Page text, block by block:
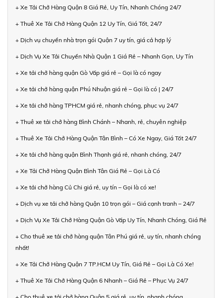
+ Xe Tải Chở Hàng Quận 8 Giá Rẻ, Uy Tín, Nhanh Chóng 24/7
+ Thuê Xe Tải Chở Hàng Quận 12 Uy Tín, Giá Tốt, 24/7
+ Dịch vụ chuyển nhà trọn gói Quận 7 uy tín, giá cả hợp lý
+ Dịch Vụ Xe Tải Chuyển Nhà Quận 1 Giá Rẻ – Nhanh Gọn, Uy Tín
+ Xe tải chở hàng quận Gò Vấp giá rẻ – Gọi là có ngay
+ Xe tải chở hàng quận Phú Nhuận giá rẻ – Gọi là có | 24/7
+ Xe tải chở hàng TPHCM giá rẻ, nhanh chóng, phục vụ 24/7
+ Thuê xe tải chở hàng Bình Chánh – Nhanh, rẻ, chuyên nghiệp
+ Thuê Xe Tải Chở Hàng Quận Tân Bình – Có Xe Ngay, Giá Tốt 24/7
+ Xe tải chở hàng quận Bình Thạnh giá rẻ, nhanh chóng, 24/7
+ Xe Tải Chở Hàng Quận Bình Tân Giá Rẻ – Gọi Là Có
+ Xe tải chở hàng Củ Chi giá rẻ, uy tín – Gọi là có xe!
+ Dịch vụ xe tải chở hàng Quận 10 trọn gói – Giá cạnh tranh – 24/7
+ Dịch Vụ Xe Tải Chở Hàng Quận Gò Vấp Uy Tín, Nhanh Chóng, Giá Rẻ
+ Cho thuê xe tải chở hàng quận Tân Phú giá rẻ, uy tín, nhanh chóng
nhất!
+ Xe Tải Chở Hàng Quận 7 TP.HCM Uy Tín, Giá Rẻ – Gọi Là Có Xe!
+ Thuê Xe Tải Chở Hàng Quận 6 Nhanh – Giá Rẻ – Phục Vụ 24/7